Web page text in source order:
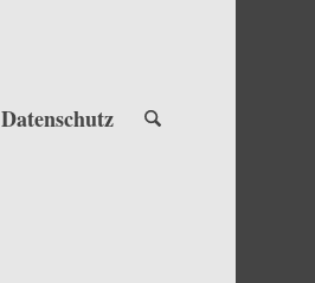
Datenschutz